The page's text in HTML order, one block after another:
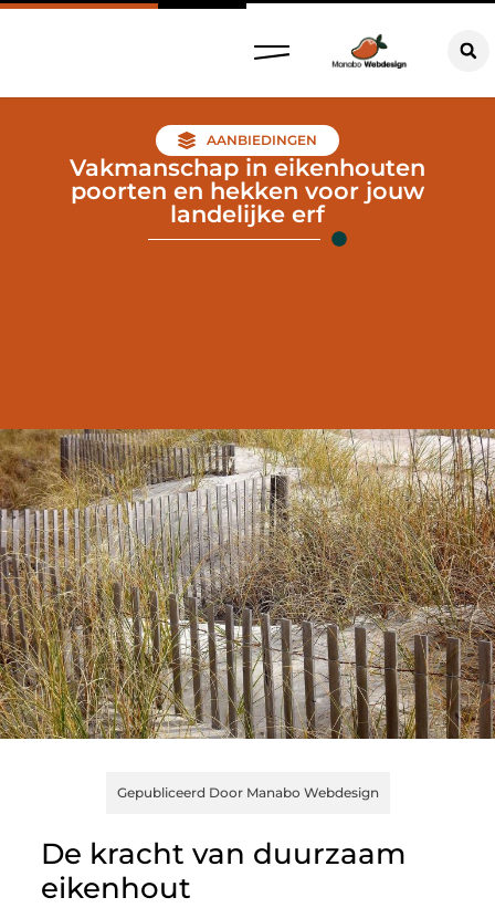
AANBIEDINGEN
Vakmanschap in eikenhouten
poorten en hekken voor jouw
landelijke erf
Gepubliceerd Door Manabo Webdesign
De kracht van duurzaam
eikenhout